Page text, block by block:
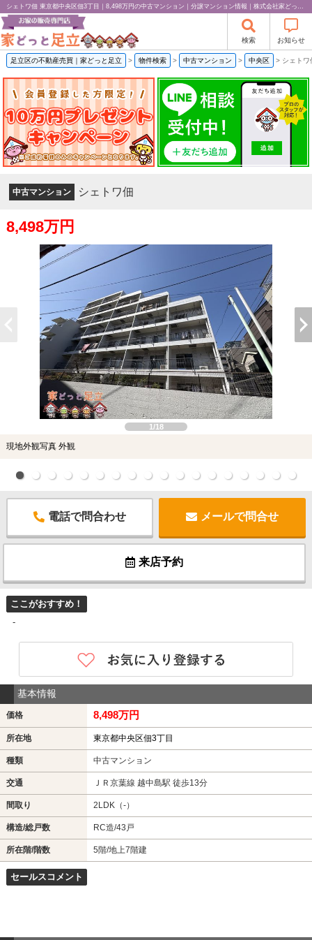
シェトワ佃 東京都中央区佃3丁目｜8,498万円の中古マンション｜分譲マンション情報｜株式会社家どっと足立
検索 お知らせ
足立区の不動産売買｜家どっと足立 > 物件検索 > 中古マンション > 中央区 > シェトワ
中古マンション シェトワ佃
8,498万円
1/18
現地外観写真 外観
電話で問合わせ メールで問合せ
来店予約
ここがおすすめ！
-
基本情報
価格 8,498万円
所在地 東京都中央区佃3丁目
種類 中古マンション
交通 ＪＲ京葉線 越中島駅 徒歩13分
間取り 2LDK（-）
構造/総戸数 RC造/43戸
所在階/階数 5階/地上7階建
セールスコメント